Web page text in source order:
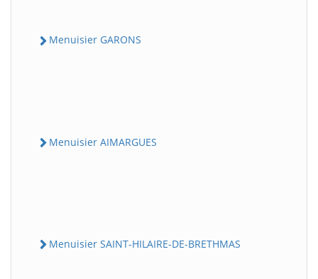
Menuisier GARONS
Menuisier AIMARGUES
Menuisier SAINT-HILAIRE-DE-BRETHMAS